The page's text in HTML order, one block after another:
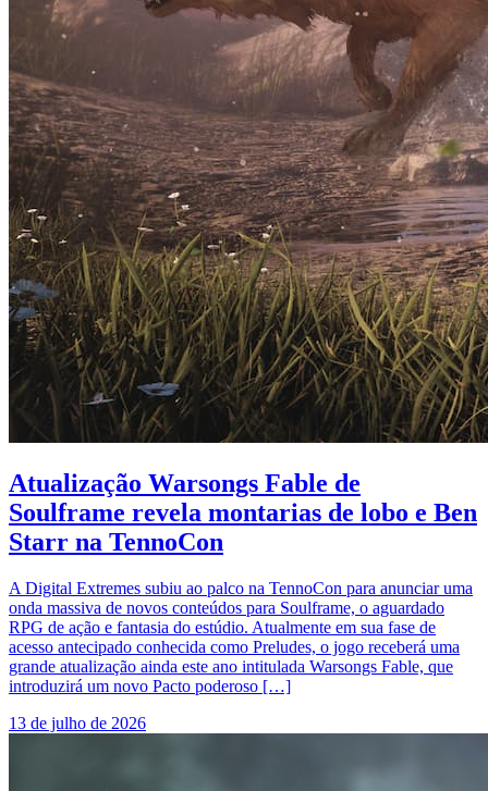
Atualização Warsongs Fable de
Soulframe revela montarias de lobo e Ben
Starr na TennoCon
A Digital Extremes subiu ao palco na TennoCon para anunciar uma
onda massiva de novos conteúdos para Soulframe, o aguardado
RPG de ação e fantasia do estúdio. Atualmente em sua fase de
acesso antecipado conhecida como Preludes, o jogo receberá uma
grande atualização ainda este ano intitulada Warsongs Fable, que
introduzirá um novo Pacto poderoso […]
13 de julho de 2026